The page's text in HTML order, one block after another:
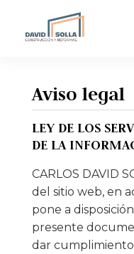
Aviso legal
LEY DE LOS
DE LA
CARLOS DAVID
del sitio web, en
pone a
presente
dar cumplimiento